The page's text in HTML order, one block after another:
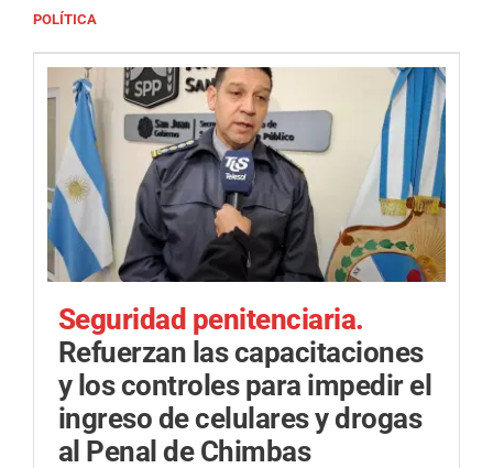
POLÍTICA
Seguridad penitenciaria.
Refuerzan las capacitaciones
y los controles para impedir el
ingreso de celulares y drogas
al Penal de Chimbas